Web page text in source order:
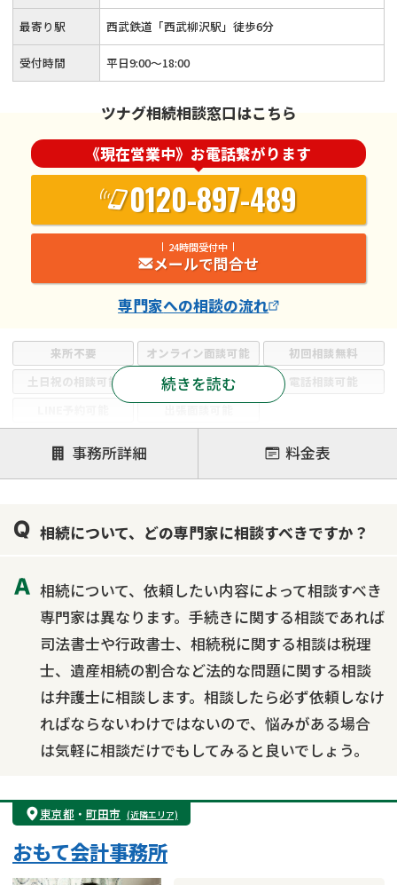
来所不要 オンライン面談可能
初回相談無料
土日祝の相談可能
19時以降電話可能
電話相談可能
注力案件
遺言書作成・遺言執行
相続放棄
相続登記
相続手続き
銀行手続き
家族信託
相続人調査
相続財産調査
不動産評価(相続不動産)
相続トラブル
続きを読む
最寄り駅 西武鉄道「西武柳沢駅」徒歩6分
受付時間 平日9:00～18:00
ツナグ相続相談窓口はこちら
《現在営業中》お電話繋がります
0120-897-489
24時間受付中
メールで問合せ
専門家への相談の流れ
事務所詳細 料金表
相続について、どの専門家に相談すべきですか？
相続について、依頼したい内容によって相談すべき
専門家は異なります。手続きに関する相談であれば
司法書士や行政書士、相続税に関する相談は税理
士、遺産相続の割合など法的な問題に関する相談
は弁護士に相談します。相談したら必ず依頼しなけ
ればならないわけではないので、悩みがある場合
は気軽に相談だけでもしてみると良いでしょう。
東京都 ・ 町田市 (近隣エリア)
おもて会計事務所